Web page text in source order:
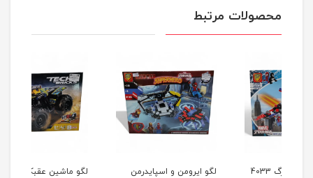
محصولات مرتبط
لگو ایرومن و اسپایدرمن
لگو ماشین عقبکش طرح